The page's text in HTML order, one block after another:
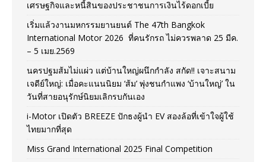
เศรษฐกิจและหนี้สินของประชาชนการเงินไร้ดอกเบี้ย
เริ่มแล้วงานมหกรรมยานยนต์ The 47th Bangkok
International Motor 2026 ที่คนรักรถ ไม่ควรพลาด 25 มีค.
– 5 เมย.2569
นครปฐมส้มไม่แผ่ว แต่บ้านใหญ่ผนึกกำลัง สกัด!! เจาะสนาม
เจดีย์ใหญ่: เมื่อคะแนนนิยม ‘ส้ม’ พุ่งชนกำแพง ‘บ้านใหญ่’ ใน
วันที่สายอนุรักษ์นิยมเลิกรบกันเอง
i-Motor เปิดตัว BREEZE ปักธงผู้นำ EV สองล้อที่เข้าใจผู้ใช้
ไทยมากที่สุด
Miss Grand International 2025 Final Competition